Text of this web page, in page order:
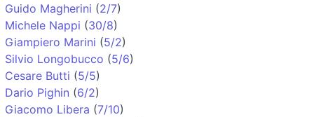
Guido Magherini (2/7)
Michele Nappi (30/8)
Giampiero Marini (5/2)
Silvio Longobucco (5/6)
Cesare Butti (5/5)
Dario Pighin (6/2)
Giacomo Libera (7/10)